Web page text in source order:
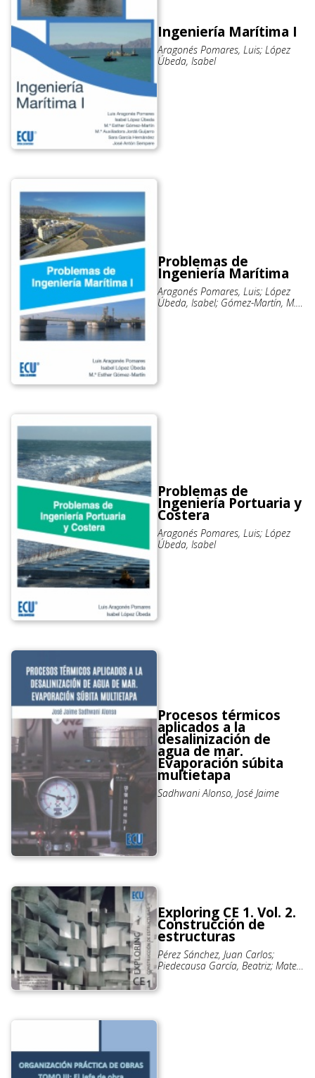
Ingeniería Marítima I
Aragonés Pomares, Luis; López
Úbeda, Isabel
Problemas de
Ingeniería Marítima
Aragonés Pomares, Luis; López
Úbeda, Isabel; Gómez-Martín, M.
Problemas de
Ingeniería Portuaria y
Costera
Aragonés Pomares, Luis; López
Úbeda, Isabel
Procesos térmicos
aplicados a la
desalinización de
agua de mar.
Evaporación súbita
multietapa
Sadhwani Alonso, José Jaime
Exploring CE 1. Vol. 2.
Construcción de
estructuras
Pérez Sánchez, Juan Carlos;
Piedecausa García, Beatriz; Mateo